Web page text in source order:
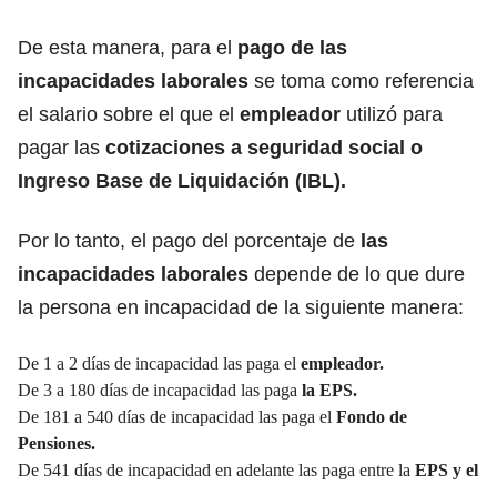
De esta manera, para el pago de las
incapacidades laborales se toma como referencia
el salario sobre el que el empleador utilizó para
pagar las cotizaciones a seguridad social o
Ingreso Base de Liquidación (IBL).
Por lo tanto, el pago del porcentaje de las
incapacidades laborales depende de lo que dure
la persona en incapacidad de la siguiente manera:
De 1 a 2 días de incapacidad las paga el empleador.
De 3 a 180 días de incapacidad las paga la EPS.
De 181 a 540 días de incapacidad las paga el Fondo de
Pensiones.
De 541 días de incapacidad en adelante las paga entre la EPS y el